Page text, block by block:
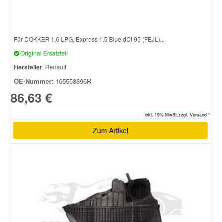
Für DOKKER 1.6 LPG, Express 1.5 Blue dCi 95 (FEJL)...
Original Ersatzteil
Hersteller: Renault
OE-Nummer: 165558896R
86,63 €
inkl. 19% MwSt.zzgl. Versand *
Zum Artikel